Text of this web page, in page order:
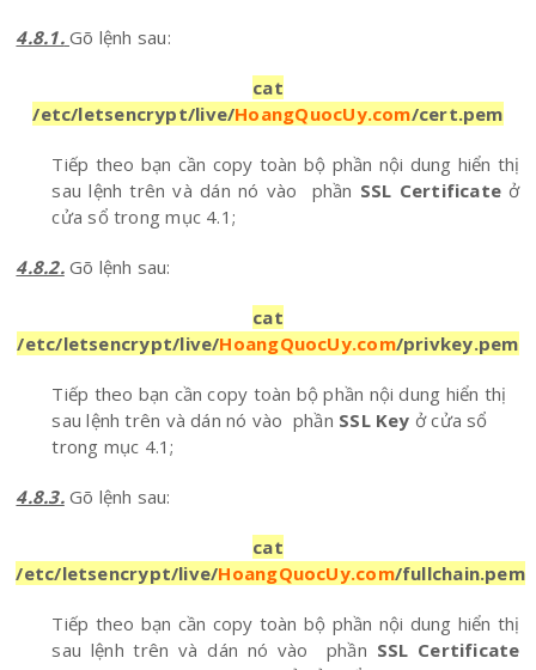
4.8.1. Gõ lệnh sau:
cat
/etc/letsencrypt/live/HoangQuocUy.com/cert.pem
Tiếp theo bạn cần copy toàn bộ phần nội dung hiển thị
sau lệnh trên và dán nó vào phần SSL Certificate ở
cửa sổ trong mục 4.1;
4.8.2.Gõ lệnh sau:
cat
/etc/letsencrypt/live/HoangQuocUy.com/privkey.pem
Tiếp theo bạn cần copy toàn bộ phần nội dung hiển thị
sau lệnh trên và dán nó vào phần SSL Key ở cửa sổ
trong mục 4.1;
4.8.3.Gõ lệnh sau:
cat
/etc/letsencrypt/live/HoangQuocUy.com/fullchain.pem
Tiếp theo bạn cần copy toàn bộ phần nội dung hiển thị
sau lệnh trên và dán nó vào phần SSL Certificate